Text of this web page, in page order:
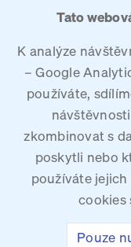
Tato
K analýze
– Google
používáte,
zkombinovat s
poskytli nebo
používáte
cookies
Pouze